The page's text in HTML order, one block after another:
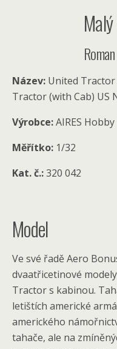
Název: United Tractor
Tractor (with Cab) US
Výrobce:AIRES
Měřítko: 1/32
Kat. č.:320 042
Model
Ve své řadě Aero
dvaatřicetinové
Tractor s kabinou.
letištích americké
amerického
tahače, ale na